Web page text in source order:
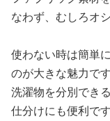
なわず、むしろオ
使わない時は簡単
のが大きな魅力です
洗濯物を分別でき
仕分けにも便利です